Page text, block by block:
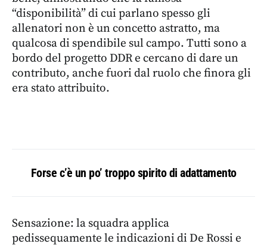
“disponibilità” di cui parlano spesso gli
allenatori non è un concetto astratto, ma
qualcosa di spendibile sul campo. Tutti sono a
bordo del progetto DDR e cercano di dare un
contributo, anche fuori dal ruolo che finora gli
era stato attribuito.
Forse c’è un po’ troppo spirito di adattamento
Sensazione: la squadra applica
pedissequamente le indicazioni di De Rossi e